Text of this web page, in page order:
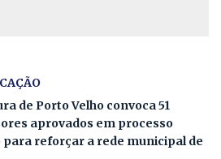
de Porto Velho convoca 51
aprovados em processo
para reforçar a rede municipal de